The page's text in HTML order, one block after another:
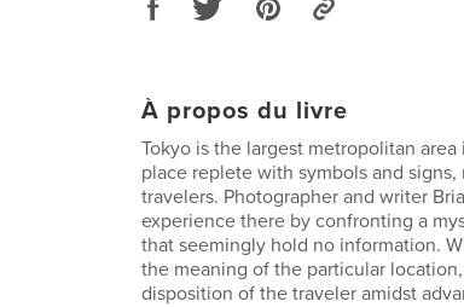
À propos du livre
Tokyo is the largest metropolitan
place replete with symbols and
travelers. Photographer and writer
experience there by confronting a
that seemingly hold no information.
the meaning of the particular
disposition of the traveler amidst